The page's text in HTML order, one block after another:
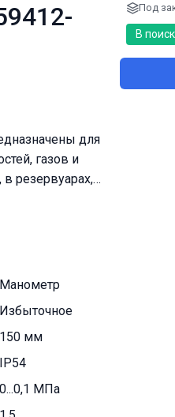
для
газов и
резервуарах,
диаметр
по
(далее –
со
Манометр
Избыточное
150 мм
IP54
0...0,1 МПа
Под
В